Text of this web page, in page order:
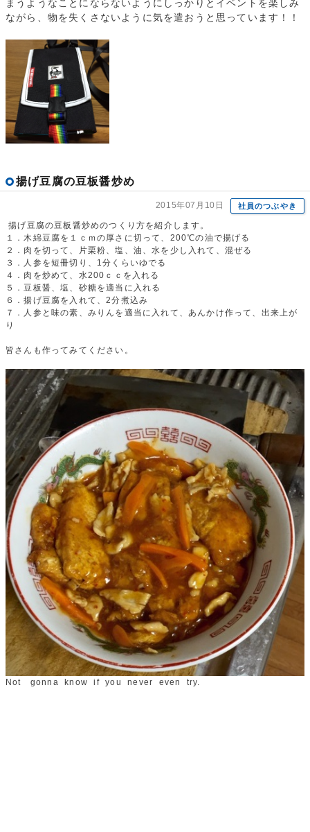
まうようなことにならないようにしっかりとイベントを楽しみ
ながら、物を失くさないように気を遣おうと思っています！！
揚げ豆腐の豆板醤炒め
2015年07月10日 社員のつぶやき
揚げ豆腐の豆板醤炒めのつくり方を紹介します。
１．木綿豆腐を１ｃｍの厚さに切って、200℃の油で揚げる
２．肉を切って、片栗粉、塩、油、水を少し入れて、混ぜる
３．人参を短冊切り、1分くらいゆでる
４．肉を炒めて、水200ｃｃを入れる
５．豆板醤、塩、砂糖を適当に入れる
６．揚げ豆腐を入れて、2分煮込み
７．人参と 味の素、みりんを適当に入れて、あんかけ作って、出来上が
り
皆さんも作ってみてください。
Not gonna know if you never even try.